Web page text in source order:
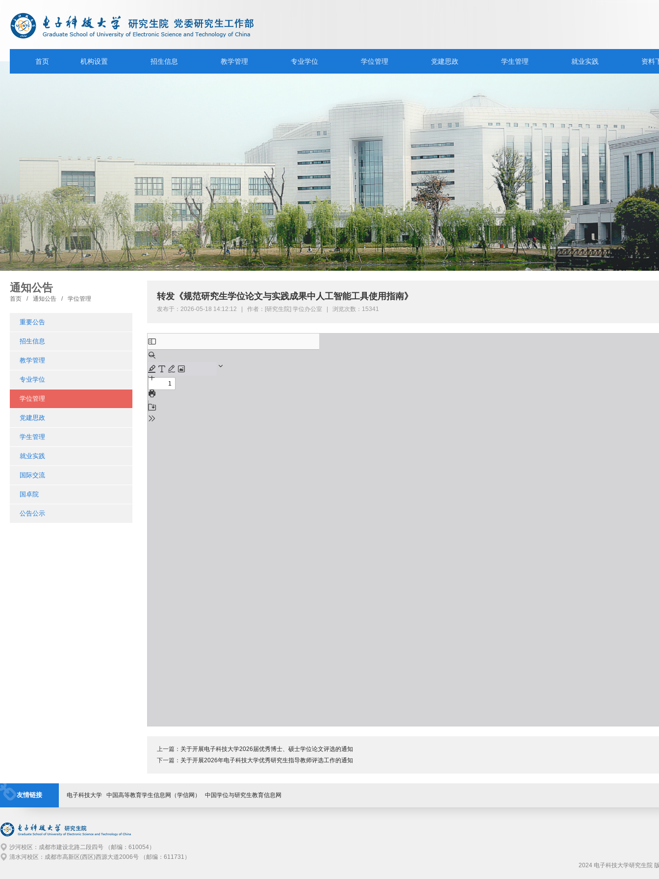
首页 机构设置 招生信息 教学管理 专业学位 学位管理 党建思政 学生管理 就业实践 资料
通知公告
首页 / 通知公告 / 学位管理
重要公告
招生信息
教学管理
专业学位
学位管理
党建思政
学生管理
就业实践
国际交流
国卓院
公告公示
转发《规范研究生学位论文与实践成果中人工智能工具使用指南》
发布于：2026-05-18 14:12:12 | 作者：[研究生院] 学位办公室 | 浏览次数：15341
上一篇： 关于开展电子科技大学2026届优秀博士、硕士学位论文评选的通知
下一篇： 关于开展2026年电子科技大学优秀研究生指导教师评选工作的通知
友情链接 电子科技大学 中国高等教育学生信息网（学信网） 中国学位与研究生教育信息网
沙河校区：成都市建设北路二段四号 （邮编：610054）
清水河校区：成都市高新区(西区)西源大道2006号 （邮编：611731）
2024 电子科技大学研究生院